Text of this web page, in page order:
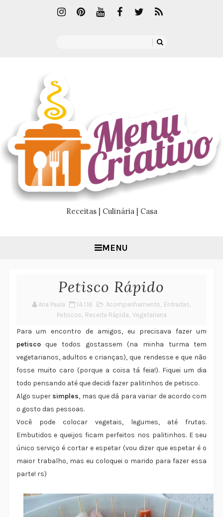
Receitas | Culinária | Casa
MENU
Petisco Rápido
Ana Paula 14.1.16 Acompanhamento, Entradas,
Petiscos, Receita Rápida, Vegetariana
Para um encontro de amigos, eu precisava fazer um
petiscoque todos gostassem (na minha turma tem
vegetarianos, adultos e crianças), que rendesse e que não
fosse muito caro (porque a coisa tá feia!). Fiquei um dia
todo pensando até que decidi fazer palitinhos de petisco.
Algo super simples, mas que dá para variar de acordo com
o gosto das pessoas.
Você pode colocar vegetais, legumes, até frutas.
Embutidos e queijos ficam perfeitos nos palitinhos. E seu
único serviço é cortar e espetar (vou dizer que espetar é o
maior trabalho, mas eu coloquei o marido para fazer essa
parte! rs)